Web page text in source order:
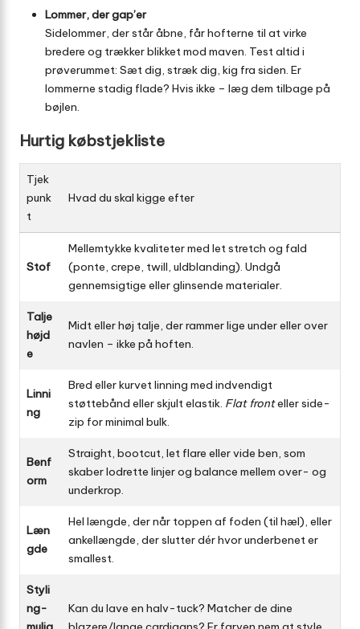
Lommer, der gap’er
Sidelommer, der står åbne, får hofterne til at virke
bredere og trækker blikket mod maven. Test altid i
prøverummet: Sæt dig, stræk dig, kig fra siden. Er
lommerne stadig flade? Hvis ikke – læg dem tilbage på
bøjlen.
Hurtig købstjekliste
Tjek
punk
t
Hvad du skal kigge efter
Stof
Mellemtykke kvaliteter med let stretch og fald
(ponte, crepe, twill, uldblanding). Undgå
gennemsigtige eller glinsende materialer.
Talje
højd
e
Midt eller høj talje, der rammer lige under eller over
navlen – ikke på hoften.
Linni
ng
Bred eller kurvet linning med indvendigt
støttebånd eller skjult elastik. Flat fronteller side-
zip for minimal bulk.
Benf
orm
Straight, bootcut, let flare eller vide ben, som
skaber lodrette linjer og balance mellem over- og
underkrop.
Læn
gde
Hel længde, der når toppen af foden (til hæl), eller
ankellængde, der slutter dér hvor underbenet er
smallest.
Styli
ng-
Kan du lave en halv-tuck? Matcher de dine